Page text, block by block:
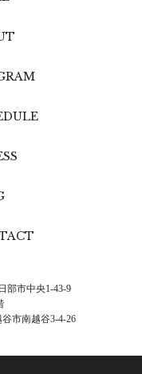
部市中央1-43-9
市南越谷3-4-26